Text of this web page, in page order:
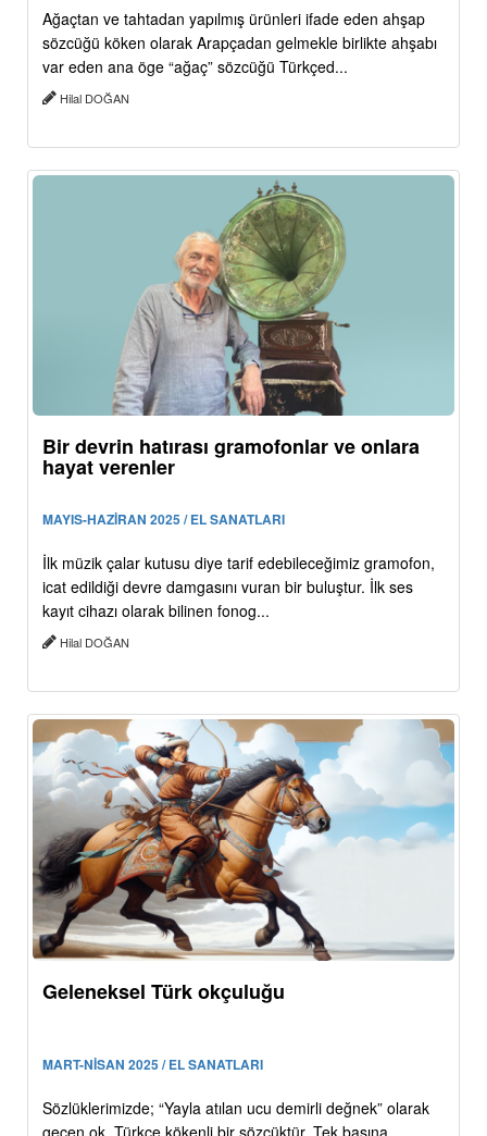
Ağaçtan ve tahtadan yapılmış ürünleri ifade eden ahşap
sözcüğü köken olarak Arapçadan gelmekle birlikte ahşabı
var eden ana öge “ağaç” sözcüğü Türkçed...
Hilal DOĞAN
Bir devrin hatırası gramofonlar ve onlara
hayat verenler
MAYIS-HAZİRAN 2025 / EL SANATLARI
İlk müzik çalar kutusu diye tarif edebileceğimiz gramofon,
icat edildiği devre damgasını vuran bir buluştur. İlk ses
kayıt cihazı olarak bilinen fonog...
Hilal DOĞAN
Geleneksel Türk okçuluğu
MART-NİSAN 2025 / EL SANATLARI
Sözlüklerimizde; “Yayla atılan ucu demirli değnek” olarak
geçen ok, Türkçe kökenli bir sözcüktür. Tek başına